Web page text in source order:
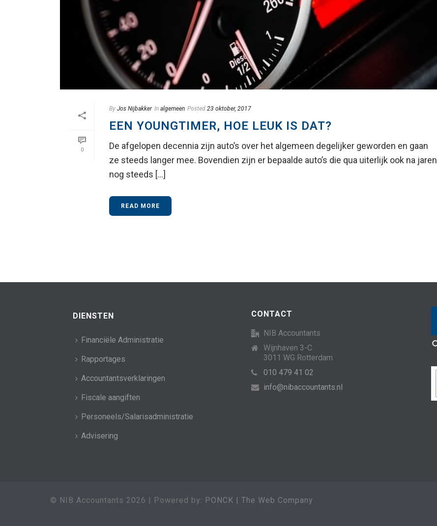
0
By Jos Nijbakker In algemeen Posted 23 oktober, 2017
EEN YOUNGTIMER, HOE LEUK IS DAT?
De afgelopen decennia zijn auto’s over het algemeen degelijker geworden en gaan
ze steeds langer mee. Bovendien zijn er bepaalde auto’s die qua uiterlijk ook na jaren
nog steeds [...]
READ MORE
DIENSTEN
Financiële Administratie
Rapportages
Accountantsverklaringen
Fiscale aangiften
Personeels/Salarisadministratie
Advisering
CONTACT
NIB Accountants
Wijnhaven 3-C
3011 WG Rotterdam
010 479 41 02
info@nibaccountants.nl
© NIB Accountants 2026 | Powered by: PONCK | The Web Company